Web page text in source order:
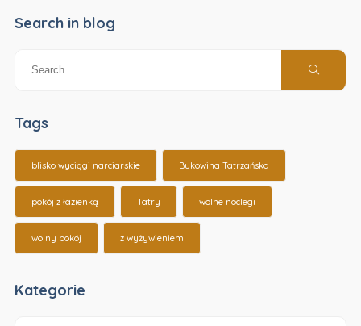
Search in blog
Tags
blisko wyciągi narciarskie Bukowina Tatrzańska
pokój z łazienką Tatry wolne noclegi
wolny pokój z wyżywieniem
Kategorie